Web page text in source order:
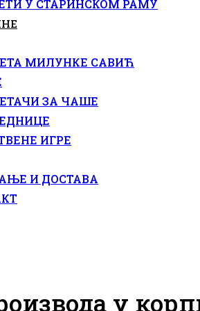
У СТАРИНСКОМ РАМУ
МИЛУНКЕ САВИЋ
ЗА ЧАШЕ
ИГРЕ
И ДОСТАВА
у